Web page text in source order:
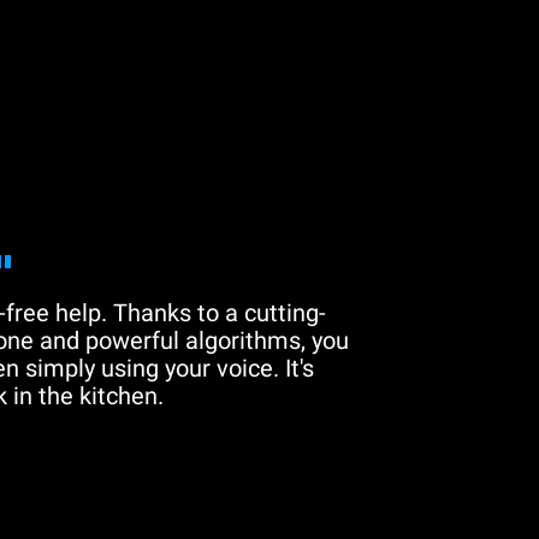
free help. Thanks to a cutting-
and powerful algorithms, you
simply using your voice. It's
in the kitchen.